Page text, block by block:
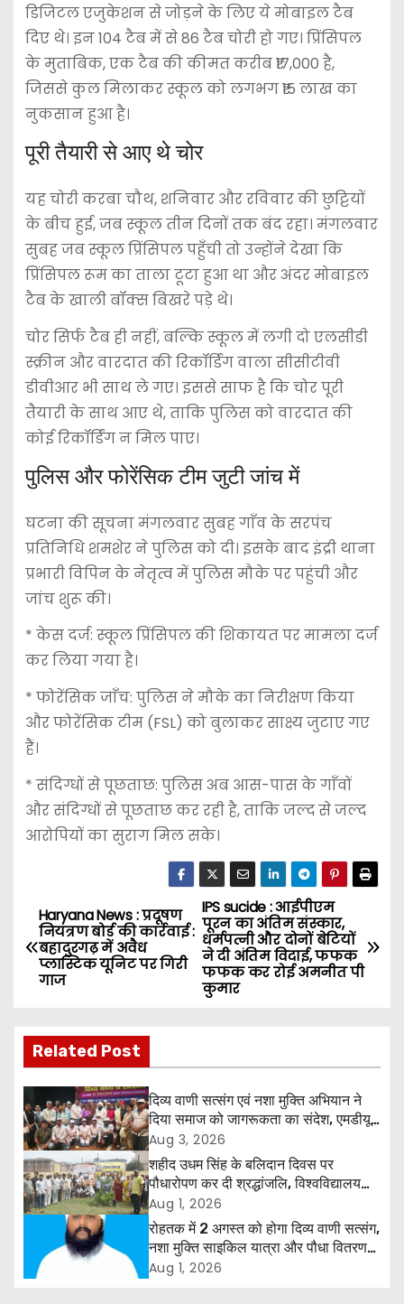
डिजिटल एजुकेशन से जोड़ने के लिए ये मोबाइल टैब
दिए थे। इन 104 टैब में से 86 टैब चोरी हो गए। प्रिंसिपल
के मुताबिक, एक टैब की कीमत करीब ₹17,000 है,
जिससे कुल मिलाकर स्कूल को लगभग ₹15 लाख का
नुकसान हुआ है।
पूरी तैयारी से आए थे चोर
यह चोरी करबा चौथ, शनिवार और रविवार की छुट्टियों
के बीच हुई, जब स्कूल तीन दिनों तक बंद रहा। मंगलवार
सुबह जब स्कूल प्रिंसिपल पहुँची तो उन्होंने देखा कि
प्रिंसिपल रूम का ताला टूटा हुआ था और अंदर मोबाइल
टैब के खाली बॉक्स बिखरे पड़े थे।
चोर सिर्फ टैब ही नहीं, बल्कि स्कूल में लगी दो एलसीडी
स्क्रीन और वारदात की रिकॉर्डिंग वाला सीसीटीवी
डीवीआर भी साथ ले गए। इससे साफ है कि चोर पूरी
तैयारी के साथ आए थे, ताकि पुलिस को वारदात की
कोई रिकॉर्डिंग न मिल पाए।
पुलिस और फोरेंसिक टीम जुटी जांच में
घटना की सूचना मंगलवार सुबह गाँव के सरपंच
प्रतिनिधि शमशेर ने पुलिस को दी। इसके बाद इंद्री थाना
प्रभारी विपिन के नेतृत्व में पुलिस मौके पर पहुंची और
जांच शुरू की।
* केस दर्ज: स्कूल प्रिंसिपल की शिकायत पर मामला दर्ज
कर लिया गया है।
* फोरेंसिक जाँच: पुलिस ने मौके का निरीक्षण किया
और फोरेंसिक टीम (FSL) को बुलाकर साक्ष्य जुटाए गए
हैं।
* संदिग्धों से पूछताछ: पुलिस अब आस-पास के गाँवों
और संदिग्धों से पूछताछ कर रही है, ताकि जल्द से जल्द
आरोपियों का सुराग मिल सके।
P
o
s
t
n
a
v
i
g
a
IPS sucide : आईपीएम
पूरन का अंतिम संस्कार,
धर्मपत्नी और दोनों बेटियों
ने दी अंतिम विदाई, फफक
फफक कर रोई अमनीत पी
कुमार
Haryana News : प्रदूषण
नियंत्रण बोर्ड की कार्रवाई :
बहादुरगढ़ में अवैध
प्लास्टिक यूनिट पर गिरी
गाज
Related Post
दिव्य वाणी सत्संग एवं नशा मुक्ति अभियान ने
दिया समाज को जागरूकता का संदेश, एमडीयू
रोहतक में हजारों लोगों ने लिया संकल्प
Aug 3, 2026
शहीद उधम सिंह के बलिदान दिवस पर
पौधारोपण कर दी श्रद्धांजलि, विश्वविद्यालय
और राजपत्रित अवकाश बहाल करने की उठी
मांग
Aug 1, 2026
रोहतक में 2 अगस्त को होगा दिव्य वाणी सत्संग,
नशा मुक्ति साइकिल यात्रा और पौधा वितरण
कार्यक्रम
Aug 1, 2026